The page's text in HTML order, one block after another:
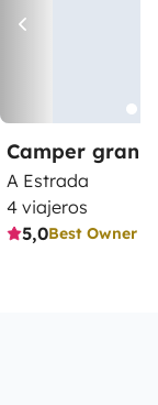
Camper gran
A Estrada
4 viajeros
5,0Best Owner